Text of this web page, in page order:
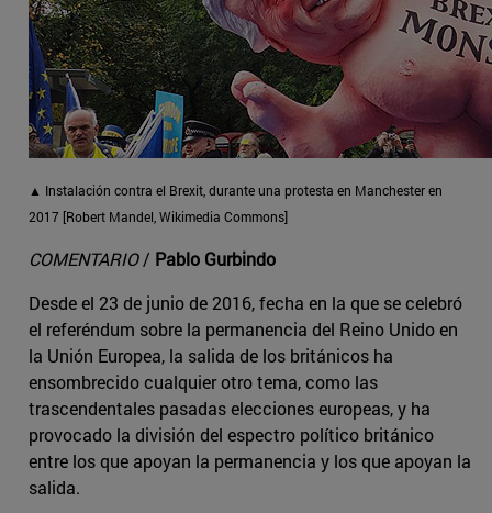
▲ Instalación contra el Brexit, durante una protesta en Manchester en
2017 [Robert Mandel, Wikimedia Commons]
COMENTARIO/ Pablo Gurbindo
Desde el 23 de junio de 2016, fecha en la que se celebró
el referéndum sobre la permanencia del Reino Unido en
la Unión Europea, la salida de los británicos ha
ensombrecido cualquier otro tema, como las
trascendentales pasadas elecciones europeas, y ha
provocado la división del espectro político británico
entre los que apoyan la permanencia y los que apoyan la
salida.